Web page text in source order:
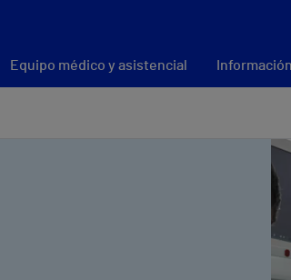
Equipo médico y asistencial